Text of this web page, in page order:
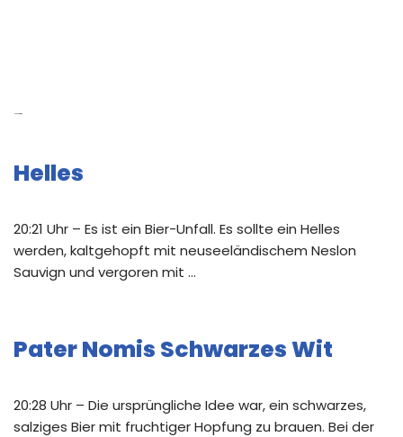
Helles
20:21 Uhr – Es ist ein Bier-Unfall. Es sollte ein Helles
werden, kaltgehopft mit neuseeländischem Neslon
Sauvign und vergoren mit …
Pater Nomis Schwarzes Wit
20:28 Uhr – Die ursprüngliche Idee war, ein schwarzes,
salziges Bier mit fruchtiger Hopfung zu brauen. Bei der